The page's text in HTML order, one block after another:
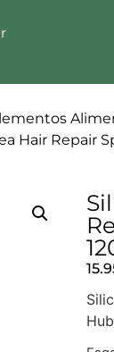
Hair Repair